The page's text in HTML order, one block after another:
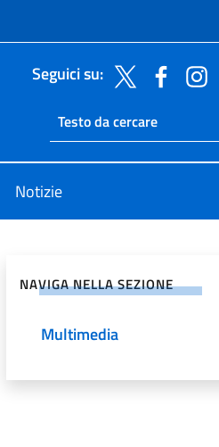
Seguici su:
Ricerca
Cerca nel sito
Notizie
NAVIGA NELLA SEZIONE
Multimedia